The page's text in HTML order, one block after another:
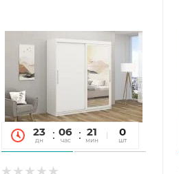
23
дн
06
час
21
мин
54
сек
0
шт